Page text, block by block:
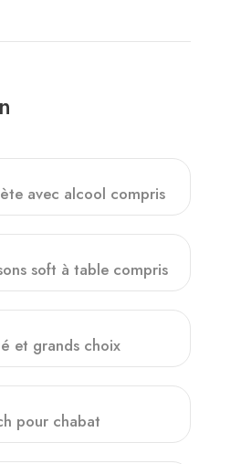
avec alcool compris
soft à table compris
et grands choix
pour chabat